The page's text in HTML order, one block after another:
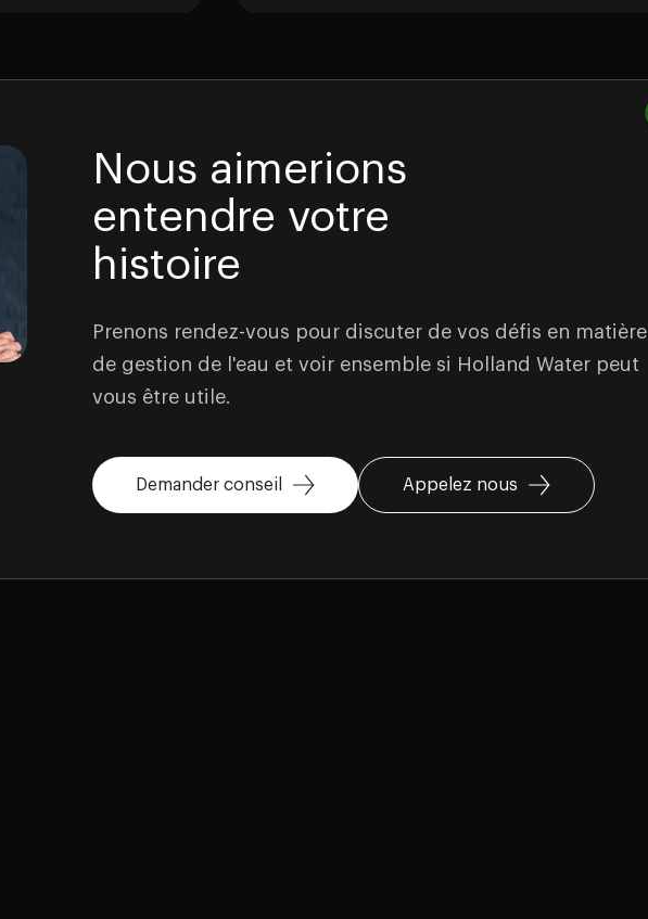
Nous aimerions
entendre votre
histoire
Prenons rendez-vous pour discuter de vos défis en matière
de gestion de l'eau et voir ensemble si Holland Water peut
vous être utile.
Demander conseil Appelez nous